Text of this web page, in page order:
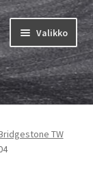
Valikko
tason
TW